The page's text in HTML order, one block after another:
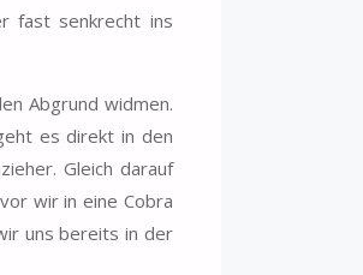
fast senkrecht ins
Abgrund widmen.
es direkt in den
Gleich darauf
wir in eine Cobra
uns bereits in der